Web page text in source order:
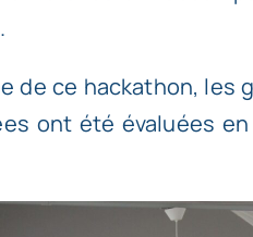
de ce hackathon,
ont été évaluées